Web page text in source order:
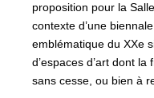
proposition pour la
contexte d’une
emblématique du XXe
d’espaces d’art dont
sans cesse, ou bien à